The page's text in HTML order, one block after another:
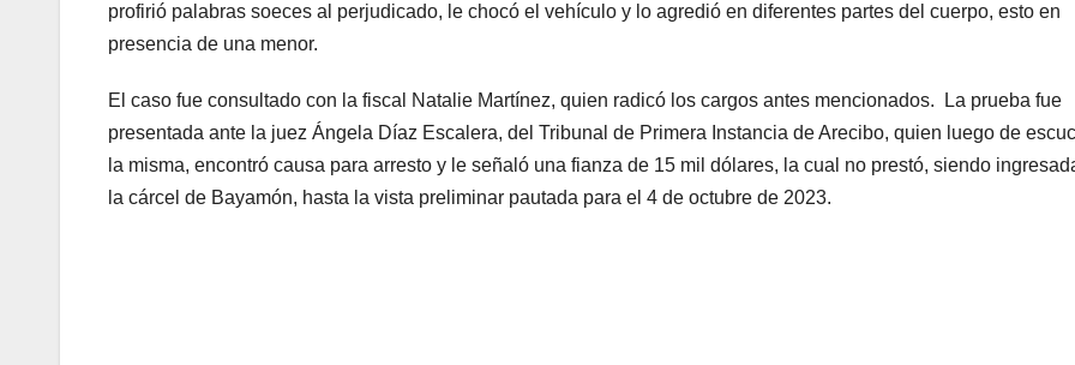
profirió palabras soeces al perjudicado, le chocó el vehículo y lo agredió en diferentes partes del cuerpo, esto en
presencia de una menor.
El caso fue consultado con la fiscal Natalie Martínez, quien radicó los cargos antes mencionados. La prueba fue
presentada ante la juez Ángela Díaz Escalera, del Tribunal de Primera Instancia de Arecibo, quien luego de
la misma, encontró causa para arresto y le señaló una fianza de 15 mil dólares, la cual no prestó, siendo
la cárcel de Bayamón, hasta la vista preliminar pautada para el 4 de octubre de 2023.